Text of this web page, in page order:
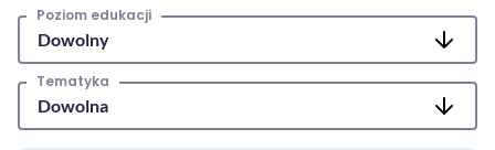
szczegóły
2017
MAC
Technologie
MAC
Dydaktyka
Poziom edukacji
Tematyka